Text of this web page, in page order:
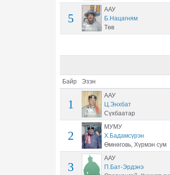
5
ААУ
Б.Нацагням
Төв
Байр Эзэн
1
ААУ
Ц.Энхбат
Сүхбаатар
2
МУМУ
Х.Бадамсүрэн
Өмнөговь, Хүрмэн сум
3
ААУ
П.Бат-Эрдэнэ